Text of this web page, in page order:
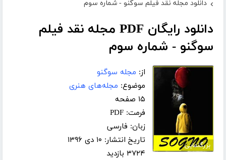
› دانلود مجله نقد فیلم سوگنو - شماره سوم
دانلود رایگان PDF مجله نقد فیلم
سوگنو - شماره سوم
بزرگنمایی
از: مجله سوگنو
موضوع: مجله‌های هنری
۱۵ صفحه
فرمت: PDF
زبان: فارسی
تاریخ انتشار: ۱۰ دی ۱۳۹۶
۳۷۲۴ بازدید